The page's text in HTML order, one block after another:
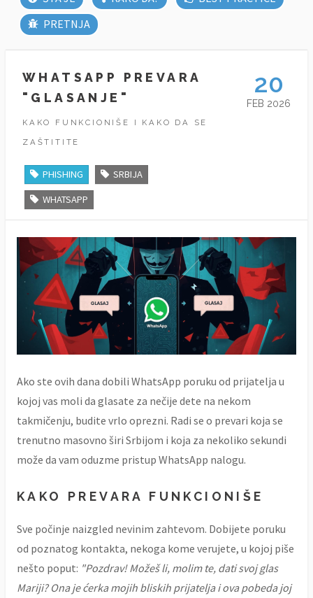
PRETNJA
WHATSAPP PREVARA
"GLASANJE"
KAKO FUNKCIONIŠE I KAKO DA SE
ZAŠTITITE
PHISHING SRBIJA
WHATSAPP
20
FEB 2026
Ako ste ovih dana dobili WhatsApp poruku od prijatelja u
kojoj vas moli da glasate za nečije dete na nekom
takmičenju, budite vrlo oprezni. Radi se o prevari koja se
trenutno masovno širi Srbijom i koja za nekoliko sekundi
može da vam oduzme pristup WhatsApp nalogu.
KAKO PREVARA FUNKCIONIŠE
Sve počinje naizgled nevinim zahtevom. Dobijete poruku
od poznatog kontakta, nekoga kome verujete, u kojoj piše
nešto poput: "Pozdrav! Možeš li, molim te, dati svoj glas
Mariji? Ona je ćerka mojih bliskih prijatelja i ova pobeda joj